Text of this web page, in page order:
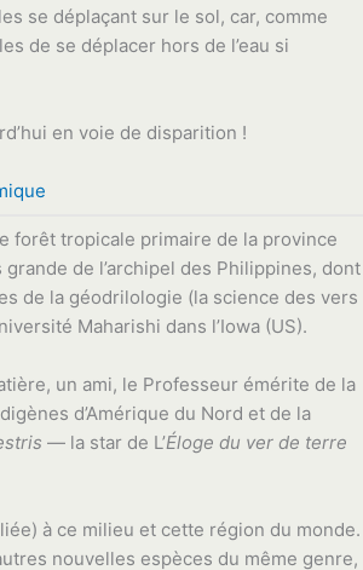
se déplaçant sur le sol, car, comme
de se déplacer hors de l’eau si
en voie de disparition !
forêt tropicale primaire de la province
grande de l’archipel des Philippines,
de la géodrilologie (la science des vers
Maharishi dans l’Iowa (US).
un ami, le Professeur émérite de la
d’Amérique du Nord et de la
— la star de L’Éloge du ver de terre
à ce milieu et cette région du monde.
nouvelles espèces du même genre,